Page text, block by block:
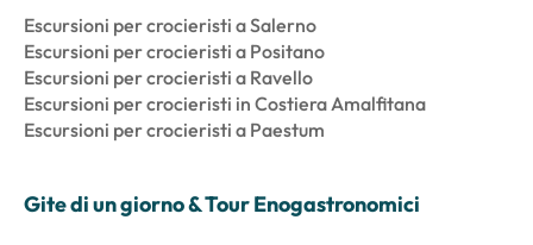
Escursioni per crocieristi a Salerno
Escursioni per crocieristi a Positano
Escursioni per crocieristi a Ravello
Escursioni per crocieristi in Costiera Amalfitana
Escursioni per crocieristi a Paestum
Gite di un giorno & Tour Enogastronomici